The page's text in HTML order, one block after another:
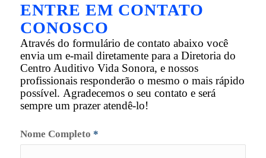
ENTRE EM CONTATO
CONOSCO
Através do formulário de contato abaixo você
envia um e-mail diretamente para a Diretoria do
Centro Auditivo Vida Sonora, e nossos
profissionais responderão o mesmo o mais rápido
possível. Agradecemos o seu contato e será
sempre um prazer atendê-lo!
Nome Completo *